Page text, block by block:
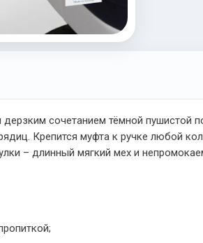
сочетанием тёмной пушистой
Крепится муфта к ручке любой
– длинный мягкий мех и